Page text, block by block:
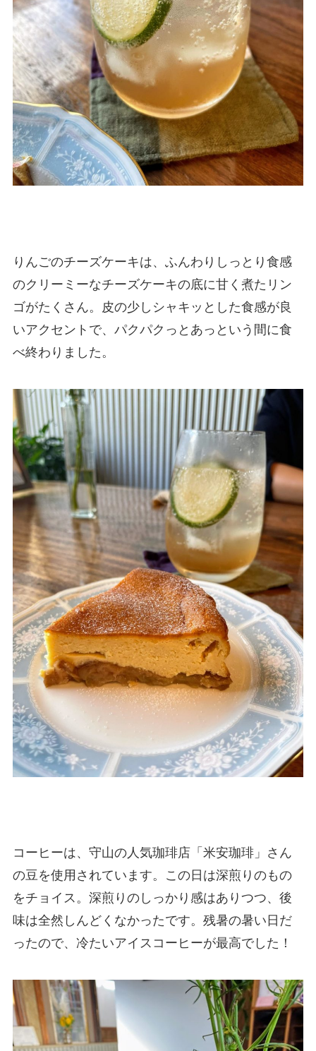
りんごのチーズケーキは、ふんわりしっとり食感
のクリーミーなチーズケーキの底に甘く煮たリン
ゴがたくさん。皮の少しシャキッとした食感が良
いアクセントで、パクパクっとあっという間に食
べ終わりました。
コーヒーは、守山の人気珈琲店「米安珈琲」さん
の豆を使用されています。この日は深煎りのもの
をチョイス。深煎りのしっかり感はありつつ、後
味は全然しんどくなかったです。残暑の暑い日だ
ったので、冷たいアイスコーヒーが最高でした！